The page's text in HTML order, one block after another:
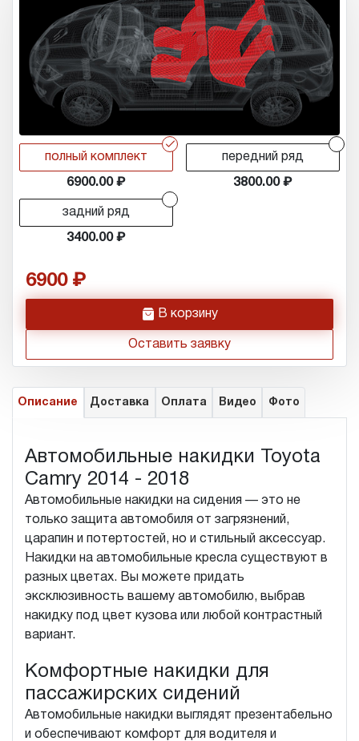
r
полный комплект
6900.00
передний ряд
3800.00
задний ряд
3400.00
6900
h В корзину
Оставить заявку
Описание Доставка Оплата Видео Фото
Автомобильные накидки Toyota
Camry 2014 - 2018
Автомобильные накидки на сидения — это не
только защита автомобиля от загрязнений,
царапин и потертостей, но и стильный аксессуар.
Накидки на автомобильные кресла существуют в
разных цветах. Вы можете придать
эксклюзивность вашему автомобилю, выбрав
накидку под цвет кузова или любой контрастный
вариант.
Комфортные накидки для
пассажирских сидений
Автомобильные накидки выглядят презентабельно
и обеспечивают комфорт для водителя и